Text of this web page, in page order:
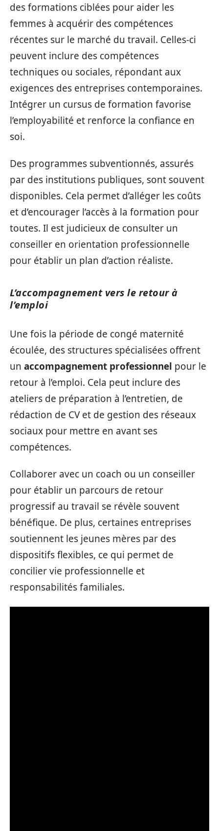
des formations ciblées pour aider les
femmes à acquérir des compétences
récentes sur le marché du travail. Celles-ci
peuvent inclure des compétences
techniques ou sociales, répondant aux
exigences des entreprises contemporaines.
Intégrer un cursus de formation favorise
l’employabilité et renforce la confiance en
soi.
Des programmes subventionnés, assurés
par des institutions publiques, sont souvent
disponibles. Cela permet d’alléger les coûts
et d’encourager l’accès à la formation pour
toutes. Il est judicieux de consulter un
conseiller en orientation professionnelle
pour établir un plan d’action réaliste.
L’accompagnement vers le retour à
l’emploi
Une fois la période de congé maternité
écoulée, des structures spécialisées offrent
un accompagnement professionnel pour le
retour à l’emploi. Cela peut inclure des
ateliers de préparation à l’entretien, de
rédaction de CV et de gestion des réseaux
sociaux pour mettre en avant ses
compétences.
Collaborer avec un coach ou un conseiller
pour établir un parcours de retour
progressif au travail se révèle souvent
bénéfique. De plus, certaines entreprises
soutiennent les jeunes mères par des
dispositifs flexibles, ce qui permet de
concilier vie professionnelle et
responsabilités familiales.